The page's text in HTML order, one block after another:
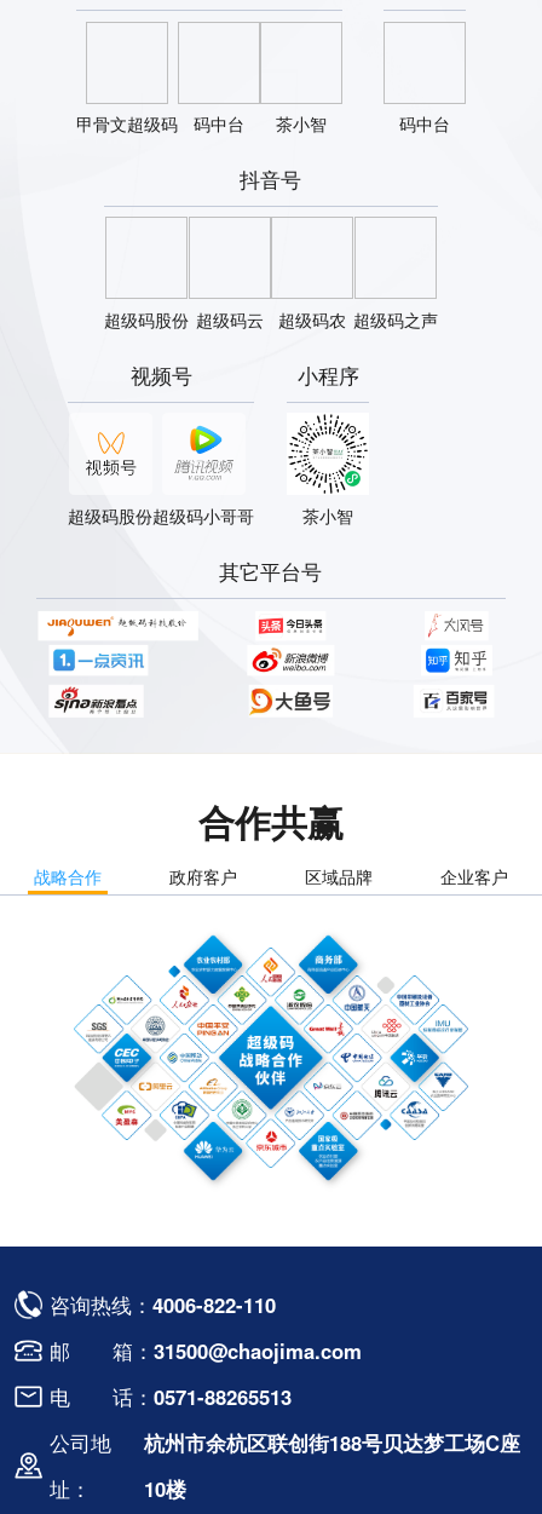
甲骨文超级码 码中台 茶小智 码中台
抖音号
超级码股份 超级码云 超级码农 超级码之声
视频号
超级码股份超级码小哥哥
小程序
茶小智
其它平台号
合作共赢
战略合作 政府客户 区域品牌 企业客户
咨询热线： 4006-822-110
邮 箱： 31500@chaojima.com
电 话： 0571-88265513
公司地
址：
杭州市余杭区联创街188号贝达梦工场C座
10楼